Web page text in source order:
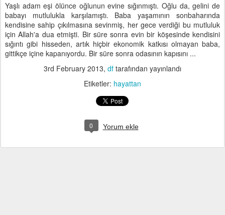
Yaşlı adam eşi ölünce oğlunun evine sığınmıştı. Oğlu da, gelini de
babayı mutlulukla karşılamıştı. Baba yaşamının sonbaharında
kendisine sahip çıkılmasına sevinmiş, her gece verdiği bu mutluluk
için Allah'a dua etmişti. Bir süre sonra evin bir köşesinde kendisini
sığıntı gibi hisseden, artık hiçbir ekonomik katkısı olmayan baba,
gittikçe içine kapanıyordu. Bir süre sonra odasının kapısını ...
3rd February 2013, df tarafından yayınlandı
Etiketler: hayattan
0 Yorum ekle